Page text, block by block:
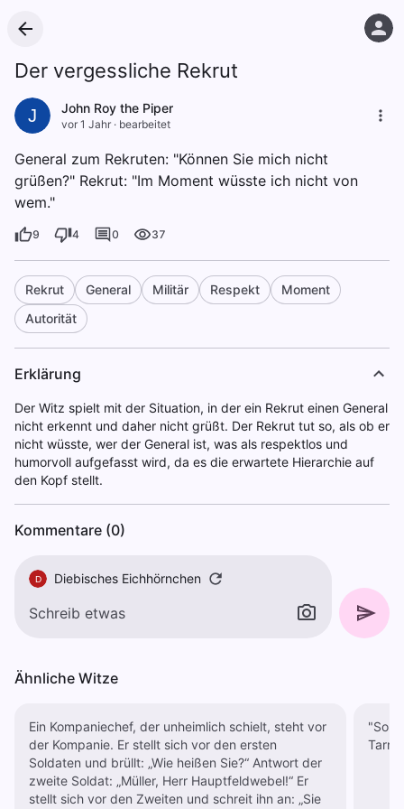
Der vergessliche Rekrut
J John Roy the Piper
vor 1 Jahr · bearbeitet
General zum Rekruten: "Können Sie mich nicht
grüßen?" Rekrut: "Im Moment wüsste ich nicht von
wem."
9 4 0 37
Rekrut General Militär Respekt
Moment
Autorität
Erklärung
Der Witz spielt mit der Situation, in der ein Rekrut einen General
nicht erkennt und daher nicht grüßt. Der Rekrut tut so, als ob er
nicht wüsste, wer der General ist, was als respektlos und
humorvoll aufgefasst wird, da es die erwartete Hierarchie auf
den Kopf stellt.
Kommentare (0)
D Diebisches Eichhörnchen
Ähnliche Witze
Ein Kompaniechef, der unheimlich schielt, steht vor
der Kompanie. Er stellt sich vor den ersten
Soldaten und brüllt: „Wie heißen Sie?“ Antwort der
zweite Soldat: „Müller, Herr Hauptfeldwebel!“ Er
stellt sich vor den Zweiten und schreit ihn an: „Sie
"Soldat." "Ja, Sir!" "Ich habe